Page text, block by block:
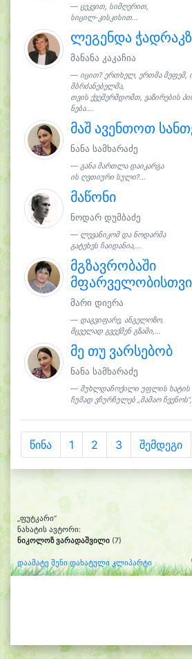
ცეკვით, სიმღერით,
სიცილ-კისკისით...
ლეგენდა
მანანა კაკაჩია
იცით? ერთხელ, ერთმა მეფემ,
მბრძანებელმა,
თვის ქვეშერმდომთ, ვაზირების
ნება....
მაშ ავენთოთ
ნანა სამხარაძე
განა მართლა დაიკარგა
ის ღვთიური სული?...
მაწონი
ნოდარ დუმბაძე
ლევანიკომ და ნოდარმა
გატეხეს ჩაიდანია,...
მგზავრობაში
მარი დიერა
დაგვიფარე, ანგელოზო,
მცველად გვექმენ გზაში,...
მე თუ ვარსებობ
ნანა სამხარაძე
მუხლდაჩოქილი უფლის ხატის
ჩუმად ვჩურჩულებ „მამაო
წინა 1 2 3 შემდეგი
„ფუტკარი“
ნახატის ავტორი:
ნიკოლოზ ვარადაშვილი (7)
დაამატე შენი დახატული კლიპარტი